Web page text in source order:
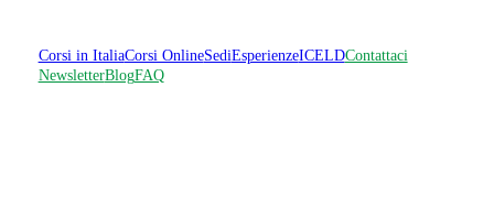
Corsi in ItaliaCorsi OnlineSediEsperienzeICELDContattaci
NewsletterBlogFAQ